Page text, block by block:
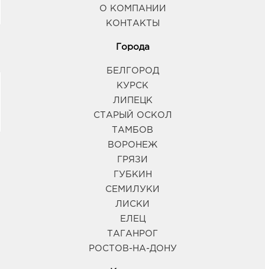
О КОМПАНИИ
КОНТАКТЫ
Города
БЕЛГОРОД
КУРСК
ЛИПЕЦК
СТАРЫЙ ОСКОЛ
ТАМБОВ
ВОРОНЕЖ
ГРЯЗИ
ГУБКИН
СЕМИЛУКИ
ЛИСКИ
ЕЛЕЦ
ТАГАНРОГ
РОСТОВ-НА-ДОНУ